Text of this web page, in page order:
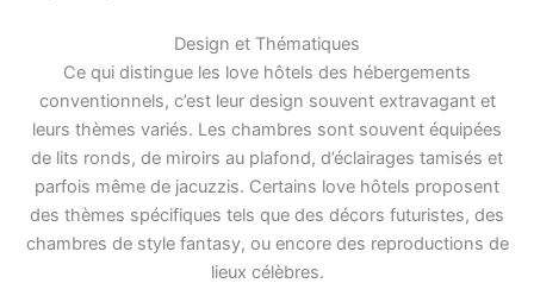
Design et Thématiques
Ce qui distingue les love hôtels des hébergements
conventionnels, c’est leur design souvent extravagant et
leurs thèmes variés. Les chambres sont souvent équipées
de lits ronds, de miroirs au plafond, d’éclairages tamisés et
parfois même de jacuzzis. Certains love hôtels proposent
des thèmes spécifiques tels que des décors futuristes, des
chambres de style fantasy, ou encore des reproductions de
lieux célèbres.